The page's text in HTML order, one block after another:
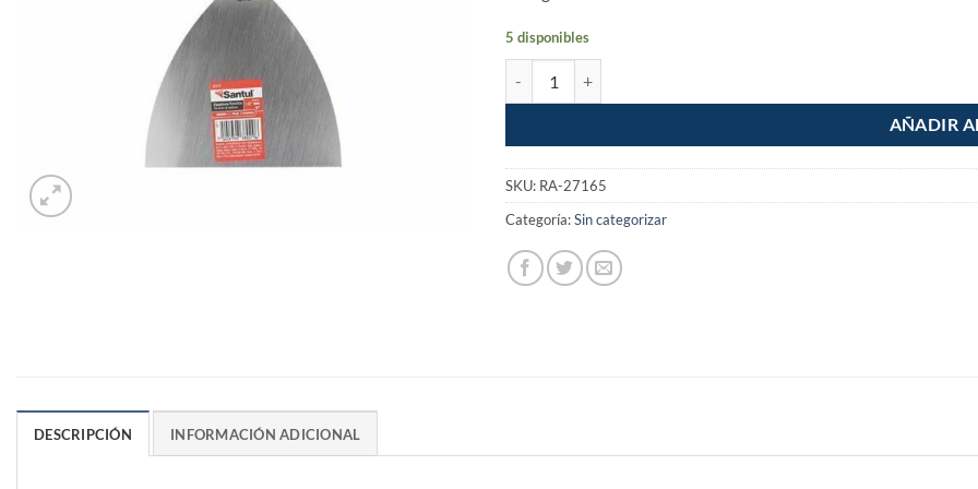
5 disponibles
AÑADIR
SKU: RA-27165
Categoría:Sin categorizar
DESCRIPCIÓN INFORMACIÓN ADICIONAL